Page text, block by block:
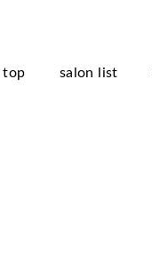
top salon list